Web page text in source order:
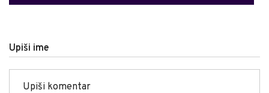
Upiši ime